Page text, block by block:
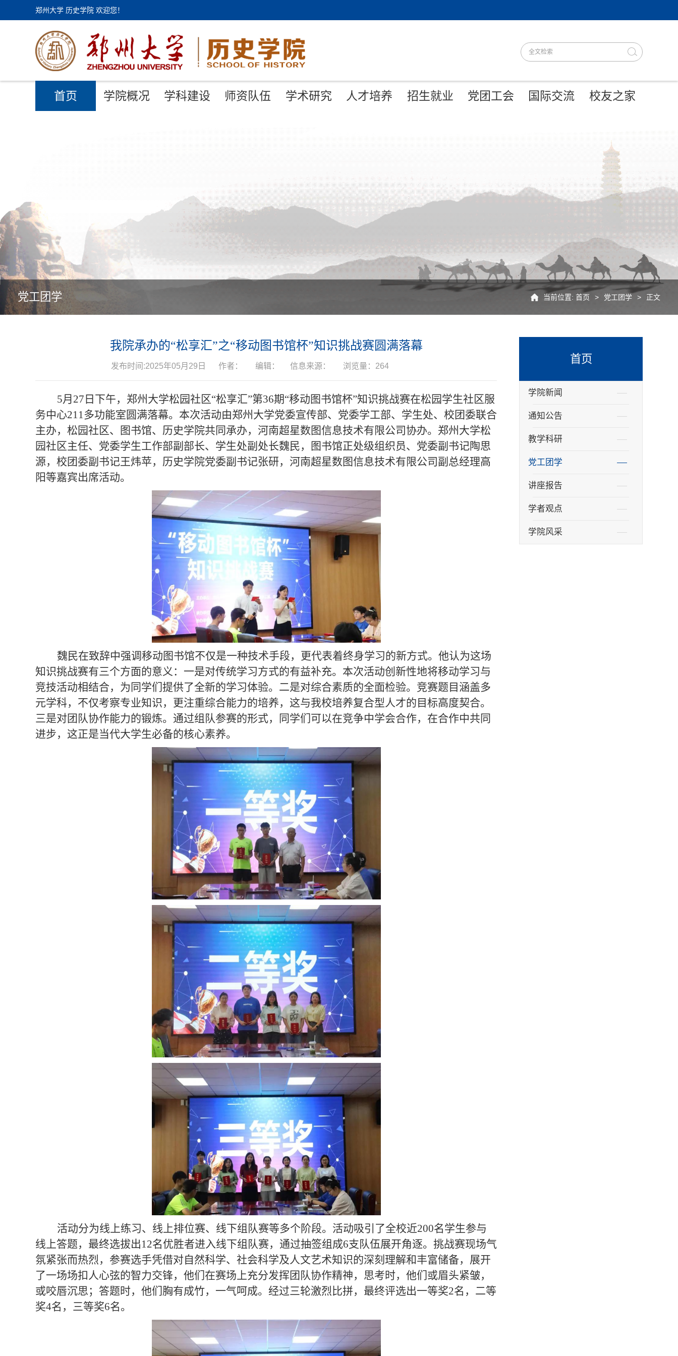
郑州大学 历史学院 欢迎您！
首页 学院概况 学科建设 师资队伍 学术研究 人才培养 招生就业 党团工会 国际交流 校友之家
党工团学 当前位置: 首页 > 党工团学 > 正文
首页
学院新闻
通知公告
教学科研
党工团学
讲座报告
学者观点
学院风采
我院承办的“松享汇”之“移动图书馆杯”知识挑战赛圆满落幕
发布时间:2025年05月29日 作者： 编辑： 信息来源： 浏览量： 264
5月27日下午，郑州大学松园社区“松享汇”第36期“移动图书馆杯”知识挑战赛在松园学生社区服
务中心211多功能室圆满落幕。本次活动由郑州大学党委宣传部、党委学工部、学生处、校团委联合
主办，松园社区、图书馆、历史学院共同承办，河南超星数图信息技术有限公司协办。郑州大学松
园社区主任、党委学生工作部副部长、学生处副处长魏民，图书馆正处级组织员、党委副书记陶思
源，校团委副书记王炜苹，历史学院党委副书记张研，河南超星数图信息技术有限公司副总经理高
阳等嘉宾出席活动。
魏民在致辞中强调移动图书馆不仅是一种技术手段，更代表着终身学习的新方式。他认为这场
知识挑战赛有三个方面的意义：一是对传统学习方式的有益补充。本次活动创新性地将移动学习与
竞技活动相结合，为同学们提供了全新的学习体验。二是对综合素质的全面检验。竞赛题目涵盖多
元学科，不仅考察专业知识，更注重综合能力的培养，这与我校培养复合型人才的目标高度契合。
三是对团队协作能力的锻炼。通过组队参赛的形式，同学们可以在竞争中学会合作，在合作中共同
进步，这正是当代大学生必备的核心素养。
活动分为线上练习、线上排位赛、线下组队赛等多个阶段。活动吸引了全校近200名学生参与
线上答题，最终选拔出12名优胜者进入线下组队赛，通过抽签组成6支队伍展开角逐。挑战赛现场气
氛紧张而热烈，参赛选手凭借对自然科学、社会科学及人文艺术知识的深刻理解和丰富储备，展开
了一场场扣人心弦的智力交锋，他们在赛场上充分发挥团队协作精神，思考时，他们或眉头紧皱，
或咬唇沉思；答题时，他们胸有成竹，一气呵成。经过三轮激烈比拼，最终评选出一等奖2名，二等
奖4名，三等奖6名。